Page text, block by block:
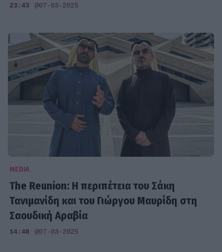
23:43 @07-03-2025
MEDIA
The Reunion: Η περιπέτεια του Σάκη
Τανιμανίδη και του Γιώργου Μαυρίδη στη
Σαουδική Αραβία
14:48 @07-03-2025